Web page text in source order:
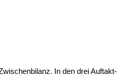
In den drei Auftakt-